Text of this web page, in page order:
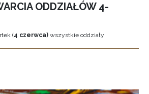
ODDZIAŁÓW 4-
(4 czerwca) wszystkie oddziały